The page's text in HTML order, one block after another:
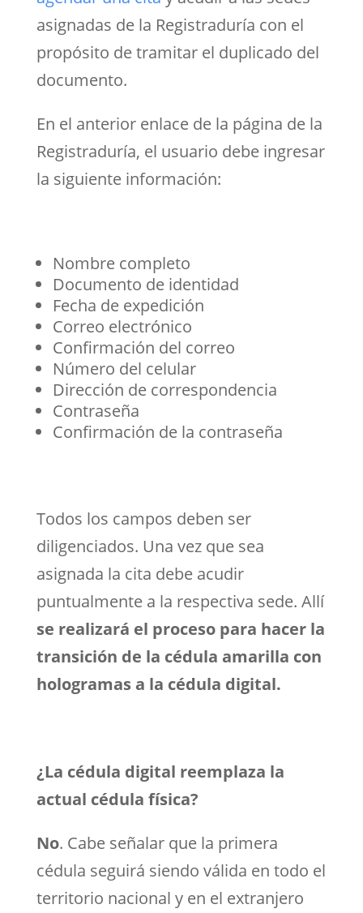
asignadas de la Registraduría con el
propósito de tramitar el duplicado del
documento.
En el anterior enlace de la página de la
Registraduría, el usuario debe ingresar
la siguiente información:
Nombre completo
Documento de identidad
Fecha de expedición
Correo electrónico
Confirmación del correo
Número del celular
Dirección de correspondencia
Contraseña
Confirmación de la contraseña
Todos los campos deben ser
diligenciados. Una vez que sea
asignada la cita debe acudir
puntualmente a la respectiva sede. Allí
se realizará el proceso para hacer la
transición de la cédula amarilla con
hologramas a la cédula digital.
¿La cédula digital reemplaza la
actual cédula física?
No. Cabe señalar que la primera
cédula seguirá siendo válida en todo el
territorio nacional y en el extranjero